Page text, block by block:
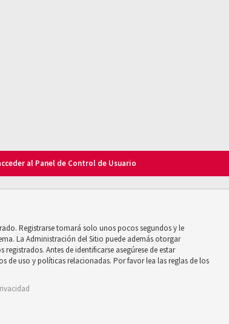
al Panel de Control de Usuario
Registrarse tomará solo unos pocos segundos y le
La Administración del Sitio puede además otorgar
Antes de identificarse asegúrese de estar
de uso y políticas relacionadas. Por favor lea las reglas de los